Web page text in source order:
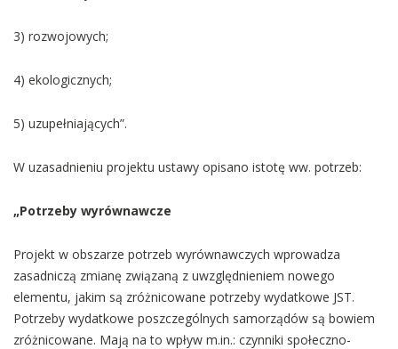
3) rozwojowych;
4) ekologicznych;
5) uzupełniających”.
W uzasadnieniu projektu ustawy opisano istotę ww. potrzeb:
„Potrzeby wyrównawcze
Projekt w obszarze potrzeb wyrównawczych wprowadza
zasadniczą zmianę związaną z uwzględnieniem nowego
elementu, jakim są zróżnicowane potrzeby wydatkowe JST.
Potrzeby wydatkowe poszczególnych samorządów są bowiem
zróżnicowane. Mają na to wpływ m.in.: czynniki społeczno-